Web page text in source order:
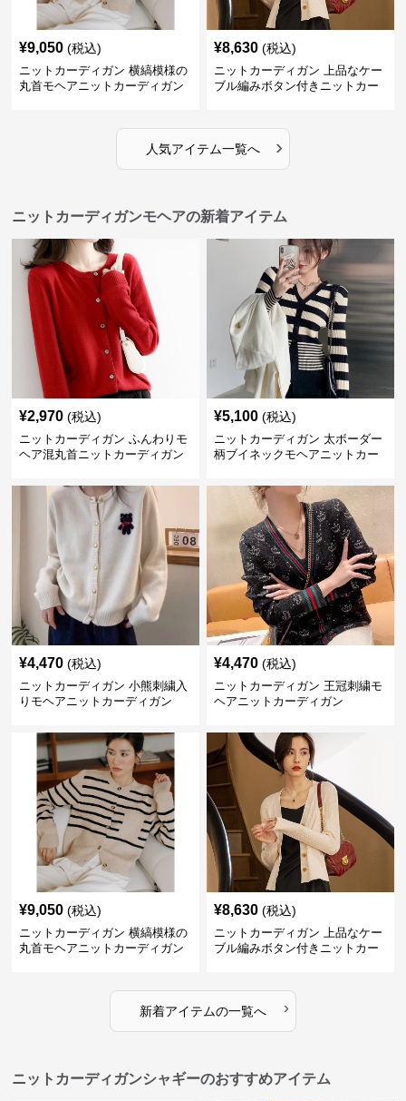
¥9,050 (税込)
ニットカーディガン 横縞模様の
丸首モヘアニットカーディガン
¥8,630 (税込)
ニットカーディガン 上品なケー
ブル編みボタン付きニットカー
人気アイテム一覧へ ›
ニットカーディガンモヘアの新着アイテム
¥2,970 (税込)
ニットカーディガン ふんわりモ
ヘア混丸首ニットカーディガン
¥5,100 (税込)
ニットカーディガン 太ボーダー
柄ブイネックモヘアニットカー
¥4,470 (税込)
ニットカーディガン 小熊刺繍入
りモヘアニットカーディガン
¥4,470 (税込)
ニットカーディガン 王冠刺繍モ
ヘアニットカーディガン
¥9,050 (税込)
ニットカーディガン 横縞模様の
丸首モヘアニットカーディガン
¥8,630 (税込)
ニットカーディガン 上品なケー
ブル編みボタン付きニットカー
新着アイテムの一覧へ ›
ニットカーディガンシャギーのおすすめアイテム